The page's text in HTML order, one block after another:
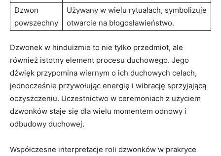
Dzwon
powszechny
Używany w wielu rytuałach, symbolizuje
otwarcie na błogosławieństwo.
Dzwonek w hinduizmie to nie tylko przedmiot, ale
również​ istotny⁤ element ⁢procesu duchowego. Jego
dźwięk przypomina wiernym o ich duchowych celach,
jednocześnie przywołując energię i wibrację sprzyjającą
oczyszczeniu. Uczestnictwo w ceremoniach z użyciem
dzwonków staje się dla wielu momentem odnowy i
odbudowy duchowej.
Współczesne​ interpretacje roli​ dzwonków w prakryce